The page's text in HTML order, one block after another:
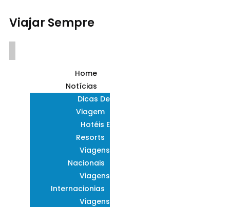
Viajar Sempre
Home
Notícias
Dicas De
Viagem
Hotéis E
Resorts
Viagens
Nacionais
Viagens
Internacionias
Viagens